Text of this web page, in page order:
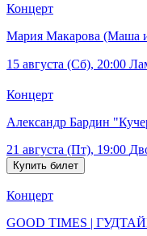
Концерт
Мария Макарова (Маша
15 августа (Сб), 20:00
Концерт
Александр Бардин
21 августа (Пт), 19:00
Концерт
GOOD TIMES |